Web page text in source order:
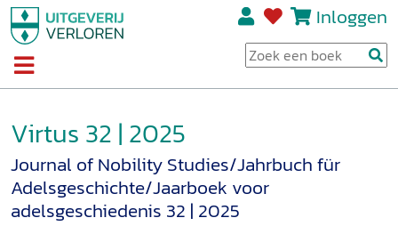
Inloggen
Virtus 32 | 2025
Journal of Nobility Studies/Jahrbuch für
Adelsgeschichte/Jaarboek voor
adelsgeschiedenis 32 | 2025